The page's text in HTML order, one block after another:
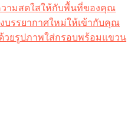
วามสดใสให้กับพื้นที่ของคุณ
บรรยากาศใหม่ให้เข้ากับคุณ
ยรูปภาพใส่กรอบพร้อมแขวน​